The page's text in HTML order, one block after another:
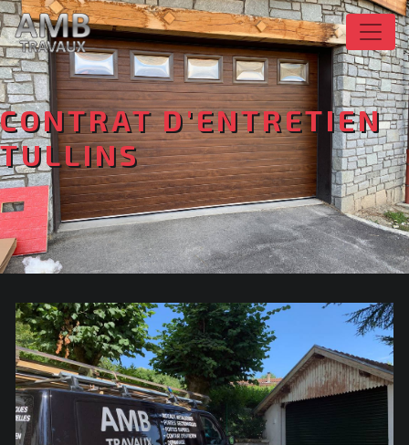
Panneau de gestion des cookies
CONTRAT D'ENTRETIEN
TULLINS